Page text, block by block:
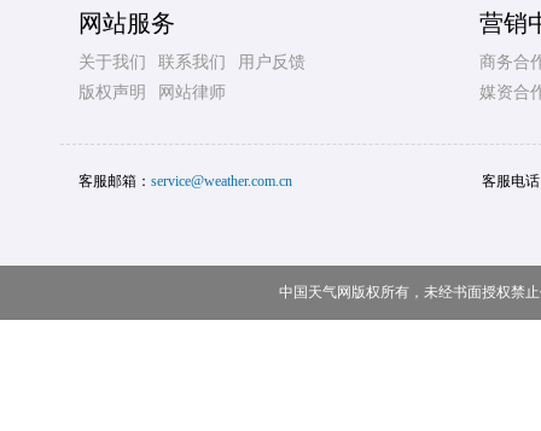
网站服务
关于我们 联系我们
用户反馈
版权声明
网站律师
营销
商务合
媒资合
客服邮箱： service@weather.com.cn 客服电
中国天气网版权所有，未经书面授权